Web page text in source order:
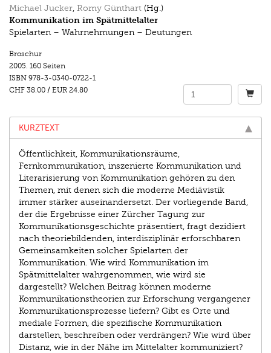
Michael Jucker, Romy Günthart (Hg.)
Kommunikation im Spätmittelalter
Spielarten – Wahrnehmungen – Deutungen
Broschur
2005. 160 Seiten
ISBN 978-3-0340-0722-1
CHF 38.00 / EUR 24.80
KURZTEXT
Öffentlichkeit, Kommunikationsräume,
Fernkommunikation, inszenierte Kommunikation und
Literarisierung von Kommunikation gehören zu den
Themen, mit denen sich die moderne Mediävistik
immer stärker auseinandersetzt. Der vorliegende Band,
der die Ergebnisse einer Zürcher Tagung zur
Kommunikationsgeschichte präsentiert, fragt dezidiert
nach theoriebildenden, interdisziplinär erforschbaren
Gemeinsamkeiten solcher Spielarten der
Kommunikation. Wie wird Kommunikation im
Spätmittelalter wahrgenommen, wie wird sie
dargestellt? Welchen Beitrag können moderne
Kommunikationstheorien zur Erforschung vergangener
Kommunikationsprozesse liefern? Gibt es Orte und
mediale Formen, die spezifische Kommunikation
darstellen, beschreiben oder verdrängen? Wie wird über
Distanz, wie in der Nähe im Mittelalter kommuniziert?